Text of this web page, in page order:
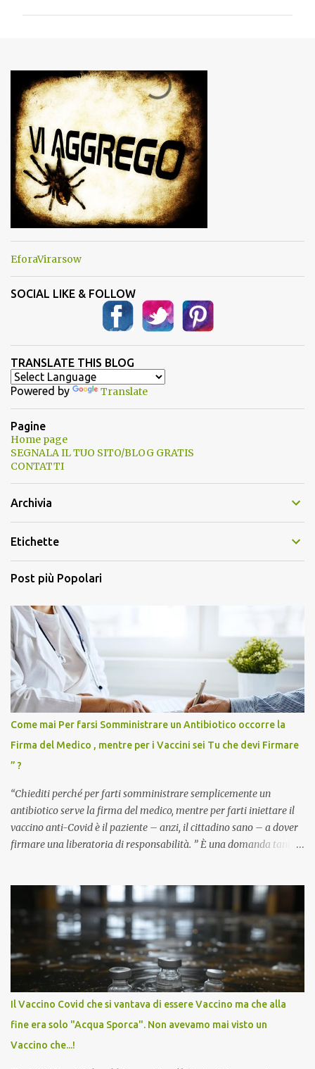
n
t
i
EforaVirarsow
SOCIAL LIKE & FOLLOW
TRANSLATE THIS BLOG
Powered by Translate
Pagine
Home page
SEGNALA IL TUO SITO/BLOG GRATIS
CONTATTI
Archivia
Etichette
Post più Popolari
Come mai Per farsi Somministrare un Antibiotico occorre la
Firma del Medico , mentre per i Vaccini sei Tu che devi Firmare
” ?
“Chiediti perché per farti somministrare semplicemente un
antibiotico serve la firma del medico, mentre per farti iniettare il
vaccino anti-Covid è il paziente – anzi, il cittadino sano – a dover
firmare una liberatoria di responsabilità. ” È una domanda tanto
pandemia. Un interrogativo che dovrebbe scuotere chiunque abbia
ancora il coraggio di pensare con la propria testa. Per il vaccino
anti-Covid, un pro-farmaco, con autorizzazione condizionata,
sviluppato in tempi record, con tecnologie mai utilizzate prima su
larga scala, ancora oggetto di studio e di discussione
internazionale serve solo una firma. La tua. Lo si somministra
anche a persone sane, giovani, senza fattori di rischio, spesso già
serve una prescrizione. Non c’è diagnosi. Non c’è presa in carico.
L’unico atto richiesto è una fi...
Il Vaccino Covid che si vantava di essere Vaccino ma che alla
fine era solo "Acqua Sporca". Non avevamo mai visto un
Vaccino che...!